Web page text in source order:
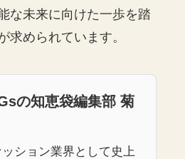
な未来に向けた一歩を踏
求められています。
の知恵袋編集部 菊
ッション業界として史上